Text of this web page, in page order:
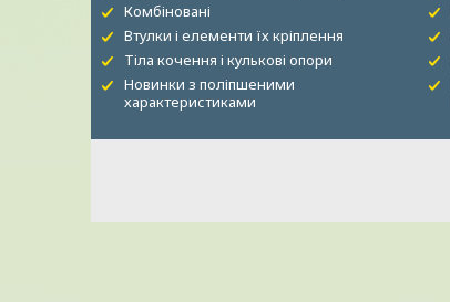
Комбіновані
Втулки і елементи їх кріплення
Тіла кочення і кулькові опори
Новинки з поліпшеними
характеристиками